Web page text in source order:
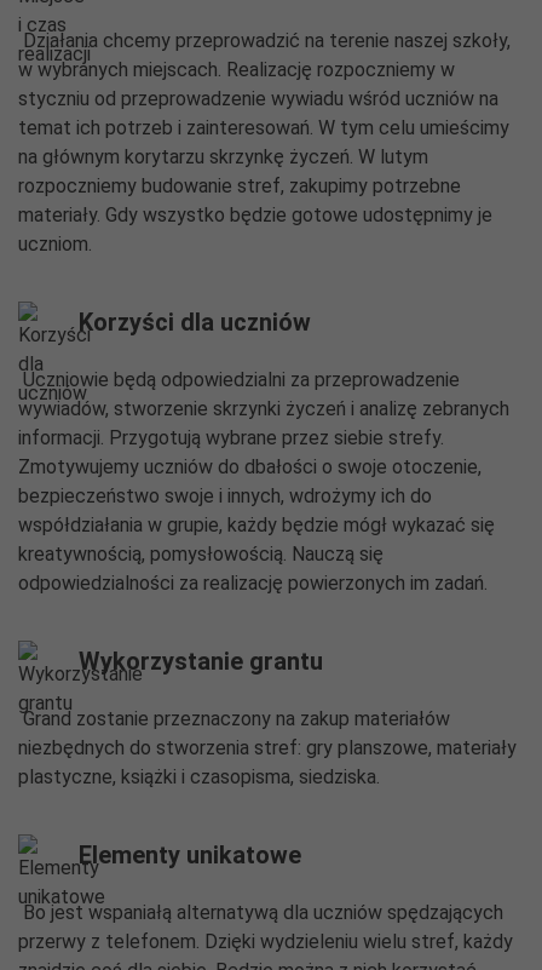
Działania chcemy przeprowadzić na terenie naszej szkoły,
w wybranych miejscach. Realizację rozpoczniemy w
styczniu od przeprowadzenie wywiadu wśród uczniów na
temat ich potrzeb i zainteresowań. W tym celu umieścimy
na głównym korytarzu skrzynkę życzeń. W lutym
rozpoczniemy budowanie stref, zakupimy potrzebne
materiały. Gdy wszystko będzie gotowe udostępnimy je
uczniom.
Korzyści dla uczniów
Uczniowie będą odpowiedzialni za przeprowadzenie
wywiadów, stworzenie skrzynki życzeń i analizę zebranych
informacji. Przygotują wybrane przez siebie strefy.
Zmotywujemy uczniów do dbałości o swoje otoczenie,
bezpieczeństwo swoje i innych, wdrożymy ich do
współdziałania w grupie, każdy będzie mógł wykazać się
kreatywnością, pomysłowością. Nauczą się
odpowiedzialności za realizację powierzonych im zadań.
Wykorzystanie grantu
Grand zostanie przeznaczony na zakup materiałów
niezbędnych do stworzenia stref: gry planszowe, materiały
plastyczne, książki i czasopisma, siedziska.
Elementy unikatowe
Bo jest wspaniałą alternatywą dla uczniów spędzających
przerwy z telefonem. Dzięki wydzieleniu wielu stref, każdy